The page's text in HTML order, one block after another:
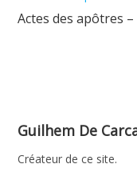
articles
Actes des apôtres
Guilhem De
Créateur de ce site.